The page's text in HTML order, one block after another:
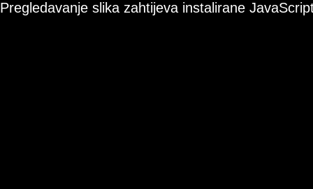
Pregledavanje slika zahtijeva instalirane